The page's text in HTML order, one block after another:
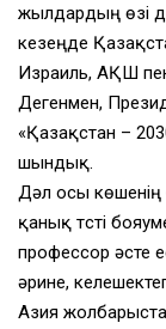
жылдардың өзі
кезеңде
Израиль, АҚШ
Дегенмен,
«Қазақстан –
шындық.
Дәл осы
қанық түсті
профессор әсте
әрине,
Азия